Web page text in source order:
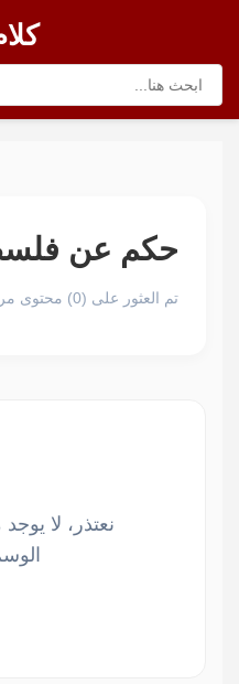
حكم عن
تم العثور على (0) محتوى مرتبط بهذا الوسم.
نعتذر، لا